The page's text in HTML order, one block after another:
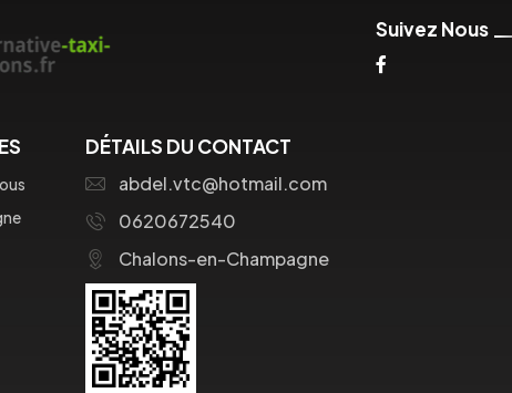
Suivez Nous
DÉTAILS DU CONTACT
abdel.vtc@hotmail.com
0620672540
Chalons-en-Champagne